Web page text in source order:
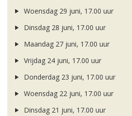
Woensdag 29 juni, 17.00 uur
Dinsdag 28 juni, 17.00 uur
Maandag 27 juni, 17.00 uur
Vrijdag 24 juni, 17.00 uur
Donderdag 23 juni, 17.00 uur
Woensdag 22 juni, 17.00 uur
Dinsdag 21 juni, 17.00 uur